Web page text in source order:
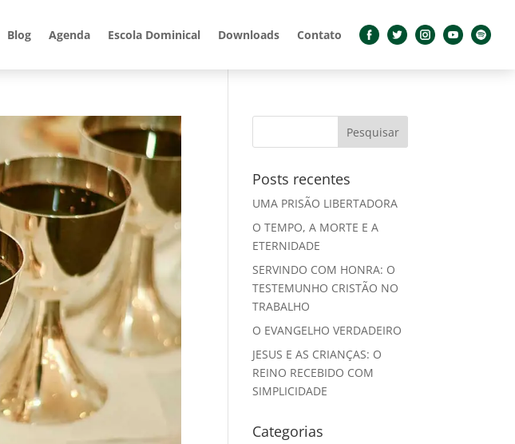
Blog Agenda Escola Dominical Downloads Contato
Posts recentes
UMA PRISÃO LIBERTADORA
O TEMPO, A MORTE E A
ETERNIDADE
SERVINDO COM HONRA: O
TESTEMUNHO CRISTÃO NO
TRABALHO
O EVANGELHO VERDADEIRO
JESUS E AS CRIANÇAS: O
REINO RECEBIDO COM
SIMPLICIDADE
Categorias